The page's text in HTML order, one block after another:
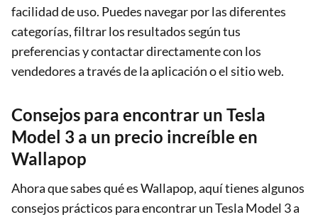
facilidad de uso. Puedes navegar por las diferentes
categorías, filtrar los resultados según tus
preferencias y contactar directamente con los
vendedores a través de la aplicación o el sitio web.
Consejos para encontrar un Tesla
Model 3 a un precio increíble en
Wallapop
Ahora que sabes qué es Wallapop, aquí tienes algunos
consejos prácticos para encontrar un Tesla Model 3 a